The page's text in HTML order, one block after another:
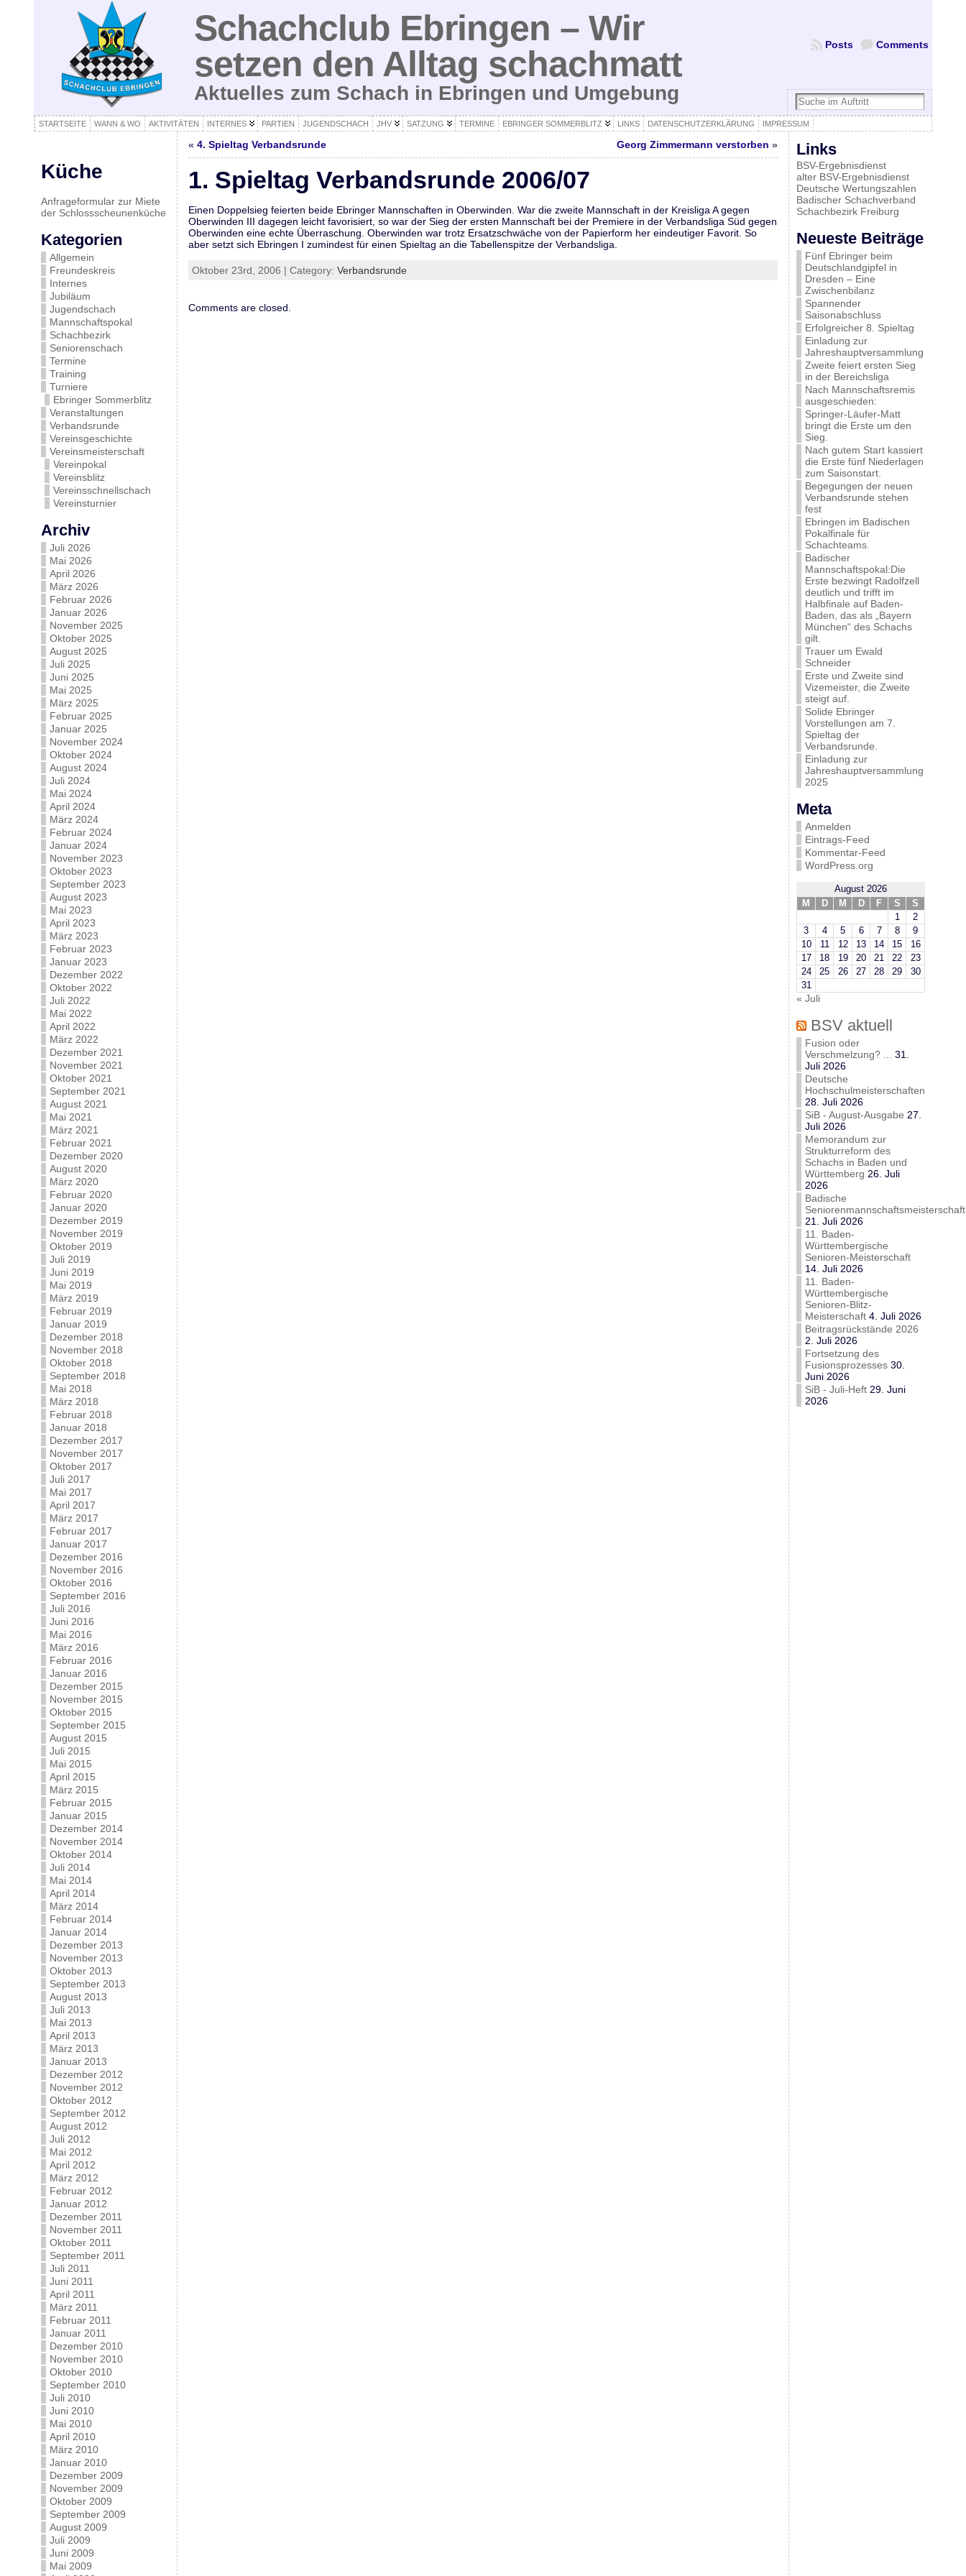
Schachclub Ebringen – Wir
setzen den Alltag schachmatt
Aktuelles zum Schach in Ebringen und Umgebung
Comments
Posts
STARTSEITE WANN & WO AKTIVITÄTEN INTERNES PARTIEN JUGENDSCHACH JHV SATZUNG TERMINE EBRINGER SOMMERBLITZ LINKS DATENSCHUTZERKLÄRUNG IMPRESSUM
Küche
Anfrageformular zur Miete
der Schlossscheunenküche
Kategorien
Allgemein
Freundeskreis
Internes
Jubiläum
Jugendschach
Mannschaftspokal
Schachbezirk
Seniorenschach
Termine
Training
Turniere
Ebringer Sommerblitz
Veranstaltungen
Verbandsrunde
Vereinsgeschichte
Vereinsmeisterschaft
Vereinpokal
Vereinsblitz
Vereinsschnellschach
Vereinsturnier
Archiv
Juli 2026
Mai 2026
April 2026
März 2026
Februar 2026
Januar 2026
November 2025
Oktober 2025
August 2025
Juli 2025
Juni 2025
Mai 2025
März 2025
Februar 2025
Januar 2025
November 2024
Oktober 2024
August 2024
Juli 2024
Mai 2024
April 2024
März 2024
Februar 2024
Januar 2024
November 2023
Oktober 2023
September 2023
August 2023
Mai 2023
April 2023
März 2023
Februar 2023
Januar 2023
Dezember 2022
Oktober 2022
Juli 2022
Mai 2022
April 2022
März 2022
Dezember 2021
November 2021
Oktober 2021
September 2021
August 2021
Mai 2021
März 2021
Februar 2021
Dezember 2020
August 2020
März 2020
Februar 2020
Januar 2020
Dezember 2019
November 2019
Oktober 2019
Juli 2019
Juni 2019
Mai 2019
März 2019
Februar 2019
Januar 2019
Dezember 2018
November 2018
Oktober 2018
September 2018
Mai 2018
März 2018
Februar 2018
Januar 2018
Dezember 2017
November 2017
Oktober 2017
Juli 2017
Mai 2017
April 2017
März 2017
Februar 2017
Januar 2017
Dezember 2016
November 2016
Oktober 2016
September 2016
Juli 2016
Juni 2016
Mai 2016
März 2016
Februar 2016
Januar 2016
Dezember 2015
November 2015
Oktober 2015
September 2015
August 2015
Juli 2015
Mai 2015
April 2015
März 2015
Februar 2015
Januar 2015
Dezember 2014
November 2014
Oktober 2014
Juli 2014
Mai 2014
April 2014
März 2014
Februar 2014
Januar 2014
Dezember 2013
November 2013
Oktober 2013
September 2013
August 2013
Juli 2013
Mai 2013
April 2013
März 2013
Januar 2013
Dezember 2012
November 2012
Oktober 2012
September 2012
August 2012
Juli 2012
Mai 2012
April 2012
März 2012
Februar 2012
Januar 2012
Dezember 2011
November 2011
Oktober 2011
September 2011
Juli 2011
Juni 2011
April 2011
März 2011
Februar 2011
Januar 2011
Dezember 2010
November 2010
Oktober 2010
September 2010
Juli 2010
Juni 2010
Mai 2010
April 2010
März 2010
Januar 2010
Dezember 2009
November 2009
Oktober 2009
September 2009
August 2009
Juli 2009
Juni 2009
Mai 2009
« 4. Spieltag Verbandsrunde Georg Zimmermann verstorben »
1. Spieltag Verbandsrunde 2006/07
Einen Doppelsieg feierten beide Ebringer Mannschaften in Oberwinden. War die zweite Mannschaft in der Kreisliga A gegen
Oberwinden III dagegen leicht favorisiert, so war der Sieg der ersten Mannschaft bei der Premiere in der Verbandsliga Süd gegen
Oberwinden eine echte Überraschung. Oberwinden war trotz Ersatzschwäche von der Papierform her eindeutiger Favorit. So
aber setzt sich Ebringen I zumindest für einen Spieltag an die Tabellenspitze der Verbandsliga.
Oktober 23rd, 2006 | Category: Verbandsrunde
Comments are closed.
Links
BSV-Ergebnisdienst
alter BSV-Ergebnisdienst
Deutsche Wertungszahlen
Badischer Schachverband
Schachbezirk Freiburg
Neueste Beiträge
Fünf Ebringer beim
Deutschlandgipfel in
Dresden – Eine
Zwischenbilanz
Spannender
Saisonabschluss
Erfolgreicher 8. Spieltag
Einladung zur
Jahreshauptversammlung
Zweite feiert ersten Sieg
in der Bereichsliga
Nach Mannschaftsremis
ausgeschieden:
Springer-Läufer-Matt
bringt die Erste um den
Sieg.
Nach gutem Start kassiert
die Erste fünf Niederlagen
zum Saisonstart.
Begegungen der neuen
Verbandsrunde stehen
fest
Ebringen im Badischen
Pokalfinale für
Schachteams.
Badischer
Mannschaftspokal:Die
Erste bezwingt Radolfzell
deutlich und trifft im
Halbfinale auf Baden-
Baden, das als „Bayern
München“ des Schachs
gilt.
Trauer um Ewald
Schneider
Erste und Zweite sind
Vizemeister, die Zweite
steigt auf.
Solide Ebringer
Vorstellungen am 7.
Spieltag der
Verbandsrunde.
Einladung zur
Jahreshauptversammlung
2025
Meta
Anmelden
Eintrags-Feed
Kommentar-Feed
WordPress.org
August 2026
M
D M D F S
S
1
2
3
4 5 6 7 8
9
10
11 12 13 14 15
16
17
18 19 20 21 22
23
24
25 26 27 28 29
30
31
« Juli
BSV aktuell
Fusion oder
Verschmelzung? ...
31.
Juli 2026
Deutsche
Hochschulmeisterschaften
28. Juli 2026
SiB - August-Ausgabe 27.
Juli 2026
Memorandum zur
Strukturreform des
Schachs in Baden und
Württemberg 26. Juli
2026
Badische
Seniorenmannschaftsmeisterschaft
21. Juli 2026
11. Baden-
Württembergische
Senioren-Meisterschaft
14. Juli 2026
11. Baden-
Württembergische
Senioren-Blitz-
Meisterschaft 4. Juli 2026
Beitragsrückstände 2026
2. Juli 2026
Fortsetzung des
Fusionsprozesses 30.
Juni 2026
SiB - Juli-Heft 29. Juni
2026